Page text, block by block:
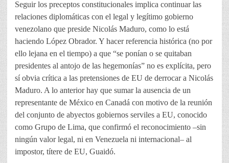
Seguir los preceptos constitucionales implica continuar las
relaciones diplomáticas con el legal y legítimo gobierno
venezolano que preside Nicolás Maduro, como lo está
haciendo López Obrador. Y hacer referencia histórica (no por
ello lejana en el tiempo) a que “se ponían o se quitaban
presidentes al antojo de las hegemonías” no es explícita, pero
sí obvia crítica a las pretensiones de EU de derrocar a Nicolás
Maduro. A lo anterior hay que sumar la ausencia de un
representante de México en Canadá con motivo de la reunión
del conjunto de abyectos gobiernos serviles a EU, conocido
como Grupo de Lima, que confirmó el reconocimiento –sin
ningún valor legal, ni en Venezuela ni internacional­– al
impostor, títere de EU, Guaidó.